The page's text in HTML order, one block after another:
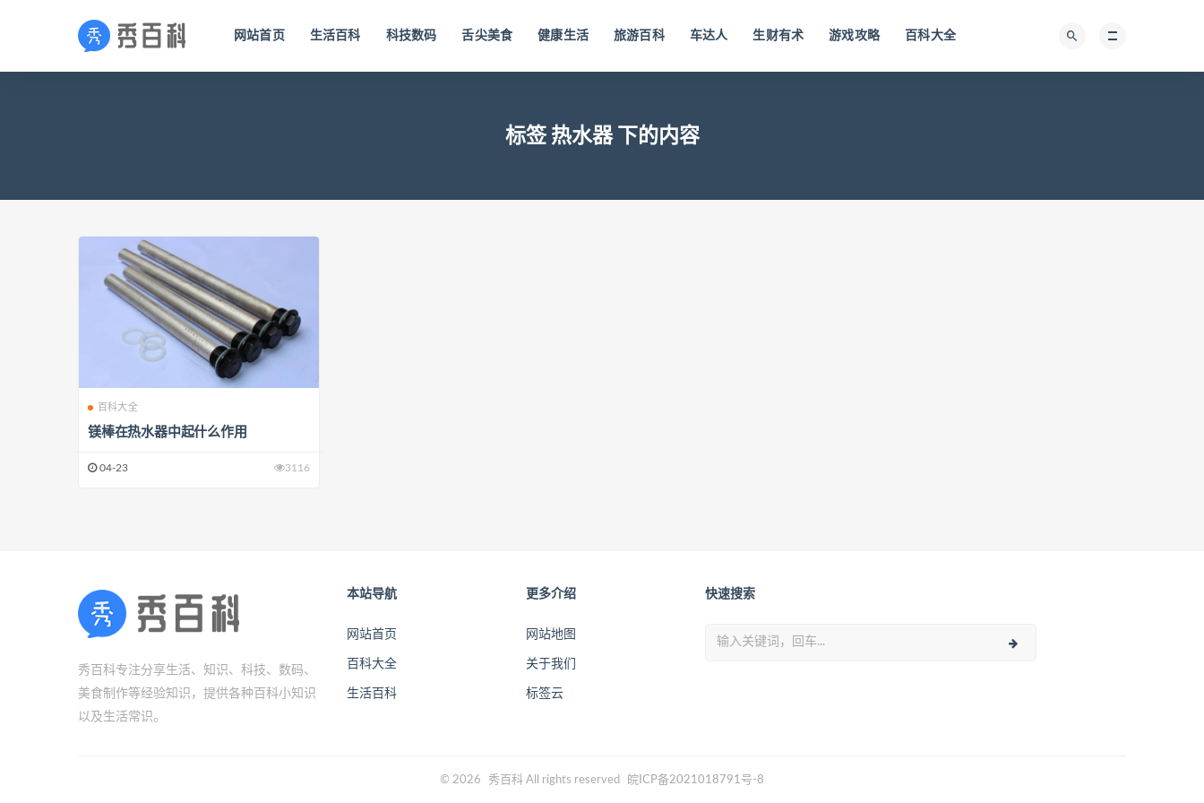
网站首页 生活百科 科技数码 舌尖美食 健康生活 旅游百科 车达人 生财有术 游戏攻略 百科大全
标签 热水器 下的内容
百科大全
镁棒在热水器中起什么作用
04-23 3116
秀百科专注分享生活、知识、科技、数码、
美食制作等经验知识，提供各种百科小知识
以及生活常识。
本站导航
网站首页
百科大全
生活百科
更多介绍
网站地图
关于我们
标签云
快速搜索
© 2026 秀百科 All rights reserved 皖ICP备2021018791号-8